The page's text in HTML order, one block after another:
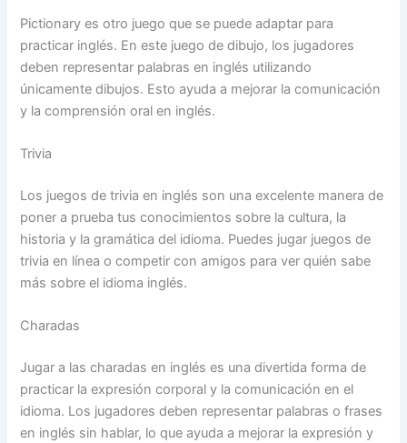
Pictionary es otro juego que se puede adaptar para
practicar inglés. En este juego de dibujo, los jugadores
deben representar palabras en inglés utilizando
únicamente dibujos. Esto ayuda a mejorar la comunicación
y la comprensión oral en inglés.
Trivia
Los juegos de trivia en inglés son una excelente manera de
poner a prueba tus conocimientos sobre la cultura, la
historia y la gramática del idioma. Puedes jugar juegos de
trivia en línea o competir con amigos para ver quién sabe
más sobre el idioma inglés.
Charadas
Jugar a las charadas en inglés es una divertida forma de
practicar la expresión corporal y la comunicación en el
idioma. Los jugadores deben representar palabras o frases
en inglés sin hablar, lo que ayuda a mejorar la expresión y